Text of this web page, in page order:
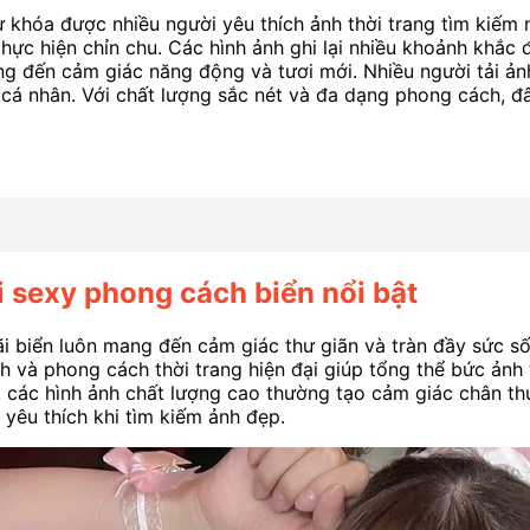
được nhiều người yêu thích ảnh thời trang tìm kiếm
hiện chỉn chu. Các hình ảnh ghi lại nhiều khoảnh
đến cảm giác năng động và tươi mới. Nhiều người tải
nhân. Với chất lượng sắc nét và đa dạng phong cách,
phong cách biển nổi bật
biển luôn mang đến cảm giác thư giãn và tràn đầy sức
và phong cách thời trang hiện đại giúp tổng thể bức
hình ảnh chất lượng cao thường tạo cảm giác chân
thích khi tìm kiếm ảnh đẹp.